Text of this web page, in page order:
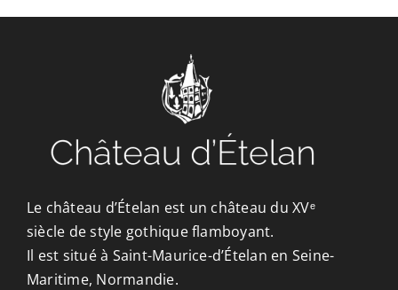
Le château d’Ételan est un château du XVᵉ
siècle de style gothique flamboyant.
Il est situé à Saint-Maurice-d’Ételan en Seine-
Maritime, Normandie.